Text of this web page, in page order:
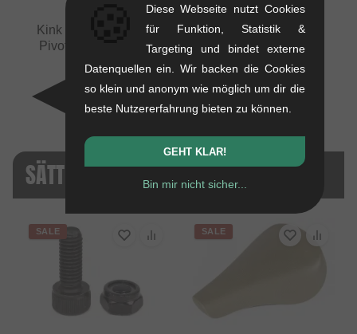
Kink Bikes "Medium"
Pivotal Sattelstange
0.18 kg
31.05 EUR
Primo BMX Pivotal
Sattelstange
0.18 kg
ab26.01 EUR
SÄTTEL + CO. - SALE
SALE SALE
Diese Webseite nutzt Cookies
für Funktion, Statistik &
Targeting und bindet externe
Datenquellen ein. Wir backen die Cookies
so klein und anonym wie möglich um dir die
beste Nutzererfahrung bieten zu können.
GEHT KLAR!
Bin mir nicht sicher...